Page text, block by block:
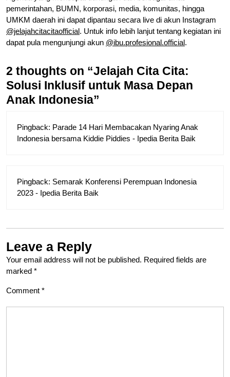
pemerintahan, BUMN, korporasi, media, komunitas, hingga
UMKM daerah ini dapat dipantau secara live di akun Instagram
@jelajahcitacitaofficial. Untuk info lebih lanjut tentang kegiatan ini
dapat pula mengunjungi akun @ibu.profesional.official.
2 thoughts on “Jelajah Cita Cita:
Solusi Inklusif untuk Masa Depan
Anak Indonesia”
Pingback: Parade 14 Hari Membacakan Nyaring Anak
Indonesia bersama Kiddie Piddies - Ipedia Berita Baik
Pingback: Semarak Konferensi Perempuan Indonesia
2023 - Ipedia Berita Baik
Leave a Reply
Your email address will not be published. Required fields are
marked *
Comment *